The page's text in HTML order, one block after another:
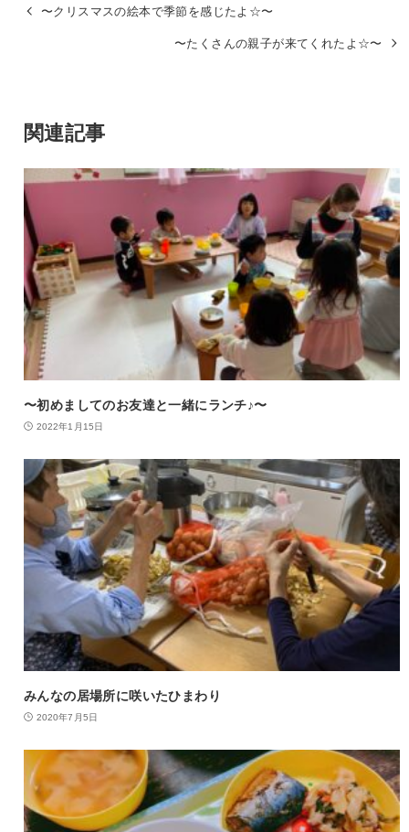
〜クリスマスの絵本で季節を感じたよ☆〜
〜たくさんの親子が来てくれたよ☆〜
関連記事
〜初めましてのお友達と一緒にランチ♪〜
2022年1月15日
みんなの居場所に咲いたひまわり
2020年7月5日